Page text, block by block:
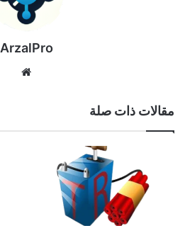
ArzalPro
مقالات ذات صلة